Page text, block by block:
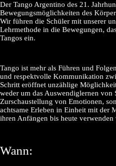
Der Tango Argentino des 21.
Bewegungsmöglichkeiten des
Wir führen die Schüler mit unserer
Lehrmethode in die Bewegungen,
Tangos ein.
Tango ist mehr als Führen und
und respektvolle Kommunikation
Schritt eröffnet unzählige
weder um das Auswendiglernen
Zurschaustellung von Emotionen,
achtsame Erleben in Einheit mit der
ihren Anfängen bis heute
Wann: